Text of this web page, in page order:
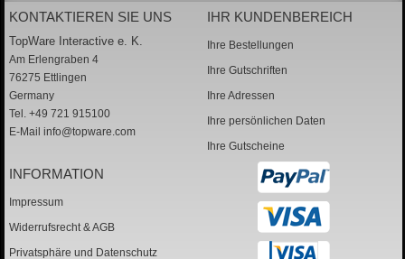
KONTAKTIEREN SIE UNS
TopWare Interactive e. K.
Am Erlengraben 4
76275 Ettlingen
Germany
Tel. +49 721 915100
E-Mail info@topware.com
IHR KUNDENBEREICH
Ihre Bestellungen
Ihre Gutschriften
Ihre Adressen
Ihre persönlichen Daten
Ihre Gutscheine
INFORMATION
Impressum
Widerrufsrecht & AGB
Privatsphäre und Datenschutz